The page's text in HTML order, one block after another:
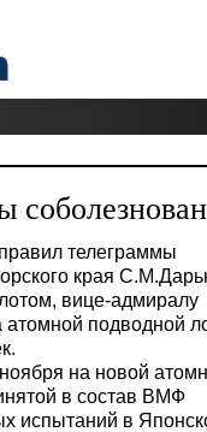
телеграммы
края
вице-адмиралу
атомной подводной
на новой
в состав ВМФ
испытаний в